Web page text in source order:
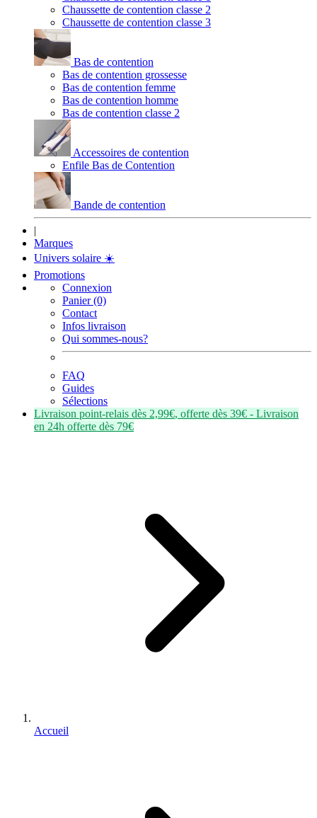
Chaussette de contention classe 2
Chaussette de contention classe 3
Bas de contention
Bas de contention grossesse
Bas de contention femme
Bas de contention homme
Bas de contention classe 2
Accessoires de contention
Enfile Bas de Contention
Bande de contention
|
Marques
Univers solaire ☀️
Promotions
Connexion
Panier (0)
Contact
Infos livraison
Qui sommes-nous?
FAQ
Guides
Sélections
Livraison point-relais dès 2,99€, offerte dès 39€ - Livraison
en 24h offerte dès 79€
Accueil